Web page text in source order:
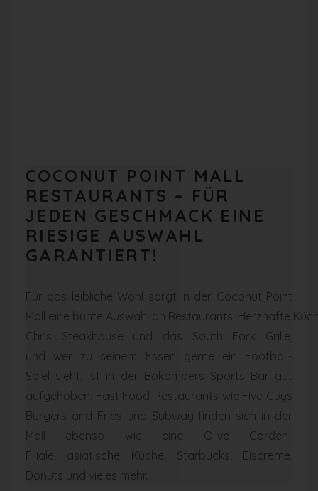
COCONUT POINT MALL
RESTAURANTS – FÜR
JEDEN GESCHMACK EINE
RIESIGE AUSWAHL
GARANTIERT!
Für das leibliche Wohl sorgt in der Coconut Point
Mall eine bunte Auswahl an Restaurants. Herzhafte
Chris Steakhouse und das South Fork Grille,
und wer zu seinem Essen gerne ein Football-
Spiel sieht ist in der Bokampers Sports Bar gut
aufgehoben. Fast Food-Restaurants wie Five Guys
Burgers and Fries und Subway finden sich in der
Mall ebenso wie eine Olive Garden-
Filiale
asiatische Küche , Starbucks, Eiscreme
Donuts und vieles mehr.